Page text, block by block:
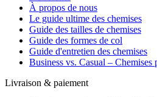
À propos de nous
Le guide ultime des chemises
Guide des tailles de chemises
Guide des formes de col
Guide d'entretien des chemises
Business vs. Casual – Chemises
Livraison & paiement